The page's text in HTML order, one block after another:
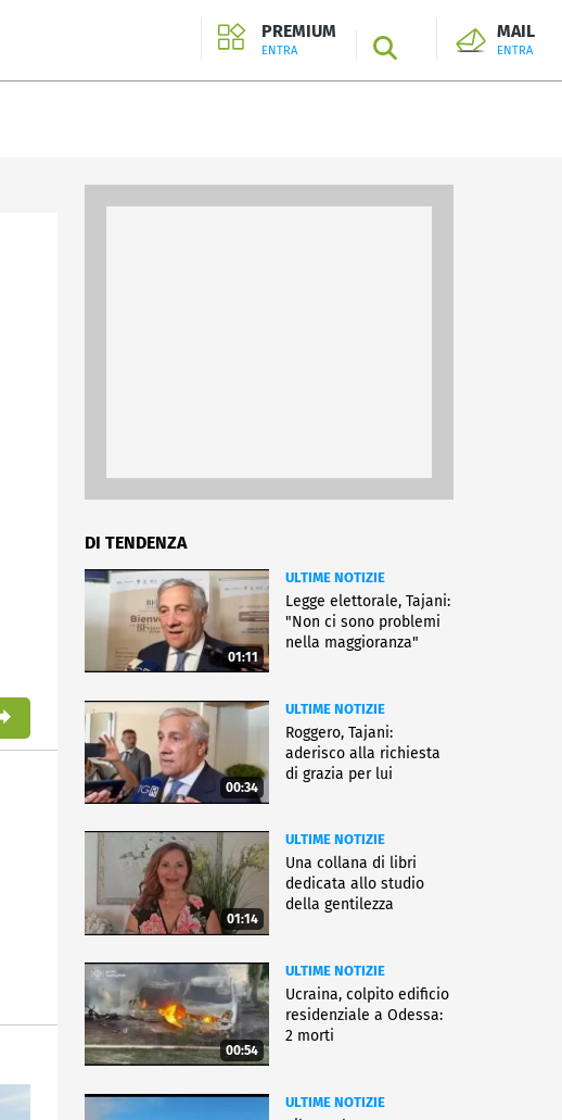
PREMIUM
ENTRA SEARCH
MAIL
ENTRA
DI TENDENZA
01:11
ULTIME NOTIZIE
Legge elettorale, Tajani:
"Non ci sono problemi
nella maggioranza"
00:34
ULTIME NOTIZIE
Roggero, Tajani:
aderisco alla richiesta
di grazia per lui
01:14
ULTIME NOTIZIE
Una collana di libri
dedicata allo studio
della gentilezza
00:54
ULTIME NOTIZIE
Ucraina, colpito edificio
residenziale a Odessa:
2 morti
ULTIME NOTIZIE